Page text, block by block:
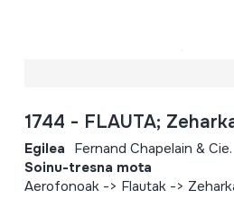
1744 - FLAUTA;
Egilea Fernand Chapelain & Cie.
Soinu-tresna mota
Aerofonoak -> Flautak ->